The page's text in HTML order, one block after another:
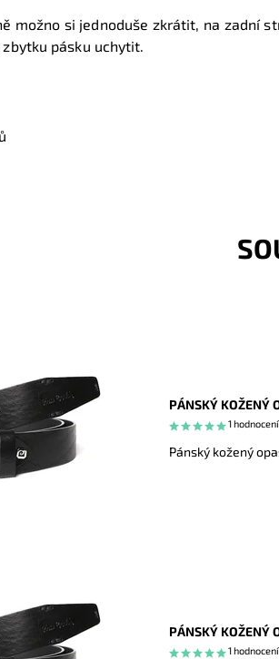
možno si jednoduše zkrátit, na zadní
pásku uchytit.
PÁNSKÝ KOŽENÝ
1 hodnocení
Pánský kožený
PÁNSKÝ KOŽENÝ
1 hodnocení